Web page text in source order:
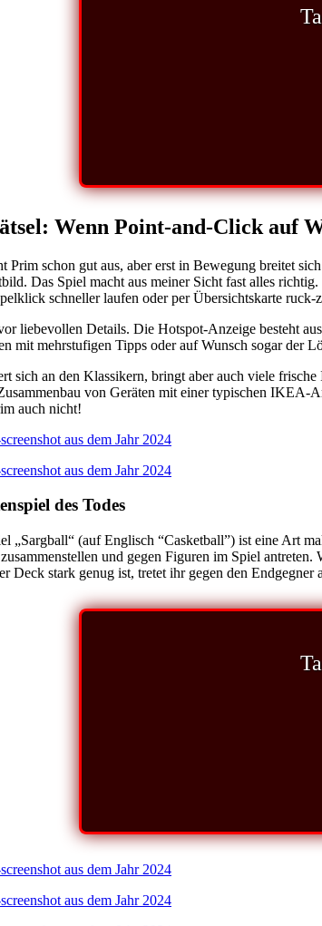
Wenn Point-and-Click auf
Prim schon gut aus, aber erst in Bewegung breitet
Das Spiel macht aus meiner Sicht fast alles
schneller laufen oder per Übersichtskarte ruck-
liebevollen Details. Die Hotspot-Anzeige besteht
mit mehrstufigen Tipps oder auf Wunsch sogar der
sich an den Klassikern, bringt aber auch viele
von Geräten mit einer typischen IKEA-
auch nicht!
des Todes
„Sargball“ (auf Englisch “Casketball”) ist eine Art
und gegen Figuren im Spiel
Deck stark genug ist, tretet ihr gegen den Endgegner